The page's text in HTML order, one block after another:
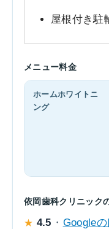
屋根付き駐
メニュー料金
ホームホワイトニ
ング
依岡歯科クリニック
★ 4.5 ・ Google